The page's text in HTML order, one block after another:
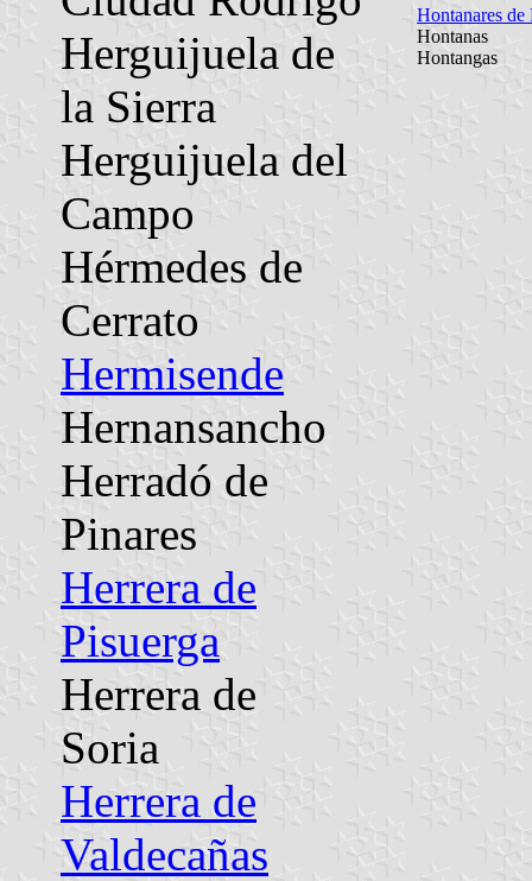
Herguijuela de
la Sierra
Herguijuela del
Campo
Hérmedes de
Cerrato
Hermisende
Hernansancho
Herradó de
Pinares
Herrera de
Pisuerga
Herrera de
Soria
Herrera de
Valdecañas
Hontanares de
Hontanas
Hontangas